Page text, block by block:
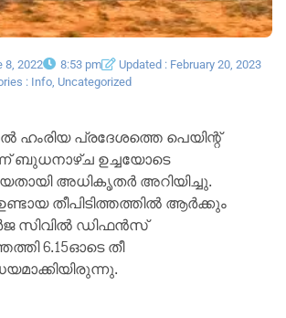
8, 2022 8:53 pm
Updated : February 20, 2023
: Info Uncategorized
ഹംരിയ പ്രദേശത്തെ പെയിന്റ്
ബുധനാഴ്ച ഉച്ചയോടെ
അധികൃതർ അറിയിച്ചു.
തീപിടിത്തത്തിൽ ആർക്കും
സിവിൽ ഡിഫൻസ്
6.15ഓടെ തീ